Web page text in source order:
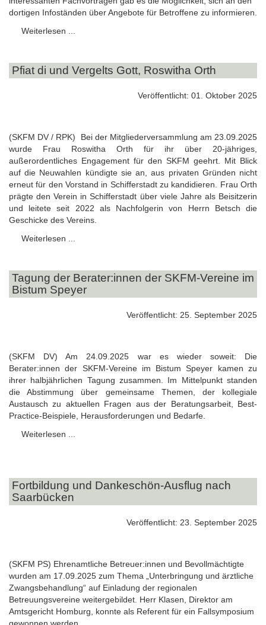
dortigen Infoständen über Angebote für Betroffene zu informieren.
Weiterlesen ...
Pfiat di und Vergelts Gott, Roswitha Orth
Veröffentlicht: 01. Oktober 2025
(SKFM DV / RPK) Bei der Mitgliederversammlung am 23.09.2025
wurde Frau Roswitha Orth für ihr über 20-jähriges,
außerordentliches Engagement für den SKFM geehrt. Mit Blick
auf die Neuwahlen kündigte sie an, aus privaten Gründen nicht
erneut für den Vorstand in Schifferstadt zu kandidieren. Frau Orth
prägte den Verein in Schifferstadt über viele Jahre als Beisitzerin
und leitete seit 2022 als Nachfolgerin von Herrn Betsch die
Geschicke des Vereins.
Weiterlesen ...
Tagung der Berater:innen der SKFM-Vereine im
Bistum Speyer
Veröffentlicht: 25. September 2025
(SKFM DV) Am 24.09.2025 war es wieder soweit: Die
Berater:innen der SKFM-Vereine im Bistum Speyer kamen zu
ihrer halbjährlichen Tagung zusammen. Im Mittelpunkt standen
die Abstimmung über gemeinsame Themen, der kollegiale
Austausch zu aktuellen Fragen aus der Beratungsarbeit, Best-
Practice-Beispiele, Herausforderungen und Bedarfe.
Weiterlesen ...
Fortbildung und Dankeschön-Ausflug nach
Saarbücken
Veröffentlicht: 23. September 2025
(SKFM PS) Ehrenamtliche Betreuer:innen und Bevollmächtigte
wurden am 17.09.2025 zum Thema „Unterbringung und ärztliche
Zwangsbehandlung“ auf Einladung der regionalen
Betreuungsvereine weitergebildet. Herr Klasen, Direktor am
Amtsgericht Homburg, konnte als Referent für ein Fallsymposium